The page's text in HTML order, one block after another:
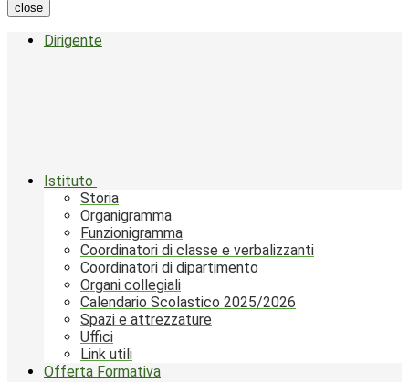
close
Dirigente
Istituto
Storia
Organigramma
Funzionigramma
Coordinatori di classe e verbalizzanti
Coordinatori di dipartimento
Organi collegiali
Calendario Scolastico 2025/2026
Spazi e attrezzature
Uffici
Link utili
Offerta Formativa